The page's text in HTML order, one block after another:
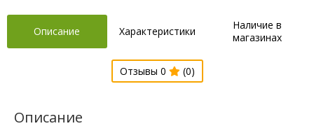
Описание Характеристики
Наличие в
магазинах
Отзывы 0 (0)
Описание